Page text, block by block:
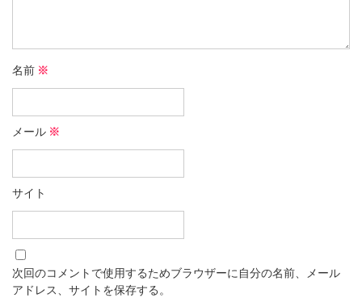
名前 ※
メール ※
サイト
次回のコメントで使用するためブラウザーに自分の名前、メール
アドレス、サイトを保存する。